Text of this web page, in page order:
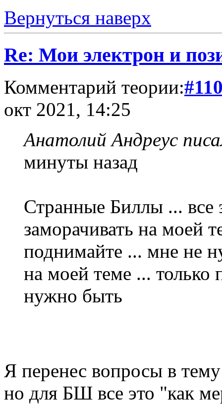
Вернуться наверх
Re: Мои электрон и
Комментарий теории:
окт 2021, 14:25
Анатолий Андреус
минуты назад
Странные Биллы ...
заморачивать на моей
поднимайте ... мне не
на моей теме ... только
нужно быть
Я перенес вопросы в
но для БШ все это "как